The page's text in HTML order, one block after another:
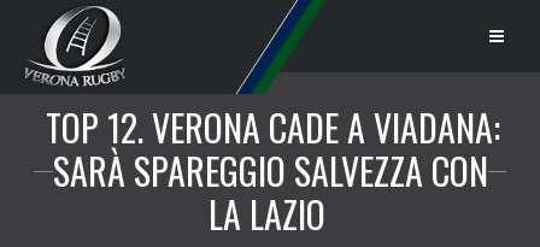
TOP 12, VERONA CADE A VIADANA:
SARÀ SPAREGGIO SALVEZZA CON
LA LAZIO